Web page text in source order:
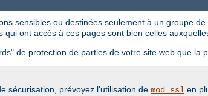
sensibles ou destinées seulement à un groupe
ont accès à ces pages sont bien celles
de protection de parties de votre site web que la
sécurisation, prévoyez l'utilisation de mod_ssl en